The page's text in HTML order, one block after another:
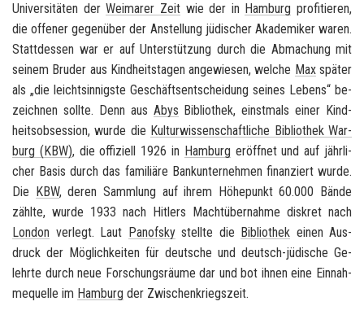
Uni­ver­si­tä­ten derWei­ma­rer Zeitwie der in Ham­burg pro­fi­tie­ren,
die of­fe­ner ge­gen­über der An­stel­lung jü­di­scher Aka­de­mi­ker waren.
Statt­des­sen war er auf Un­ter­stüt­zung durch die Ab­ma­chung mit
sei­nem Bru­der aus Kind­heits­ta­gen an­ge­wie­sen, wel­che Maxspä­ter
als „die leicht­sin­nigs­te Ge­schäfts­ent­schei­dung sei­nes Le­bens“ be­
zeich­nen soll­te. Denn aus Abys Bi­blio­thek, einst­mals einer Kind­
heits­ob­ses­si­on, wurde die Kul­tur­wis­sen­schaft­li­che Bi­blio­thek War­
burg (KBW), die of­fi­zi­ell 1926 in Ham­burg er­öff­net und auf jähr­li­
cher Basis durch das fa­mi­liä­re Bank­un­ter­neh­men fi­nan­ziert wurde.
Die KBW, deren Samm­lung auf ihrem Hö­he­punkt 60.000 Bände
zähl­te, wurde 1933 nach Hit­lers Macht­über­nah­me dis­kret nach
Lon­don ver­legt. Laut Pan­of­skystell­te die Bi­blio­thek einen Aus­
druck der Mög­lich­kei­ten für deut­sche und deutsch-​jüdische Ge­
lehr­te durch neue For­schungs­räu­me dar und bot ihnen eine Ein­nah­
me­quel­le im Ham­burg der Zwi­schen­kriegs­zeit.